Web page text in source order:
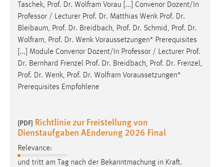
Taschek, Prof. Dr. Wolfram Vorau [...] Convenor Dozent/In
Professor / Lecturer Prof. Dr. Matthias Wenk Prof. Dr.
Bleibaum, Prof. Dr. Breidbach, Prof. Dr. Schmid, Prof. Dr.
Wolfram, Prof. Dr. Wenk Voraussetzungen* Prerequisites
[...] Module Convenor Dozent/In Professor / Lecturer Prof.
Dr. Bernhard Frenzel Prof. Dr. Breidbach, Prof. Dr. Frenzel,
Prof. Dr. Wenk, Prof. Dr. Wolfram Voraussetzungen*
Prerequisites Empfohlene
[PDF] Richtlinie zur Freistellung von
Dienstaufgaben AEnderung 2026 Final
Relevance:
und tritt am Tag nach der Bekanntmachung in Kraft.